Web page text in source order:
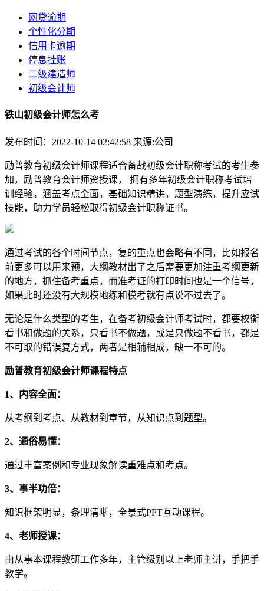
网贷逾期
个性化分期
信用卡逾期
停息挂账
二级建造师
初级会计师
铁山初级会计师怎么考
发布时间：2022-10-14 02:42:58 来源:公司
励普教育初级会计师课程适合备战初级会计职称考试的考生参
加，励普教育会计师资授课， 拥有多年初级会计职称考试培
训经验。涵盖考点全面，基础知识精讲，题型演练，提升应试
技能，助力学员轻松取得初级会计职称证书。
通过考试的各个时间节点，复的重点也会略有不同，比如报名
前更多可以用来预，大纲教材出了之后需要更加注重考纲更新
的地方，抓住备考重点，而准考证的打印时间也是一个信号，
如果此时还没有大规模地练和模考就有点说不过去了。
无论是什么类型的考生，在备考初级会计师考试时，都要权衡
看书和做题的关系，只看书不做题，或是只做题不看书，都是
不可取的错误复方式，两者是相辅相成，缺一不可的。
励普教育初级会计师课程特点
1、内容全面：
从考纲到考点、从教材到章节，从知识点到题型。
2、通俗易懂：
通过丰富案例和专业现象解读重难点和考点。
3、事半功倍：
知识框架明显，条理清晰，全景式PPT互动课程。
4、老师授课：
由从事本课程教研工作多年，主管级别以上老师主讲，手把手
教学。